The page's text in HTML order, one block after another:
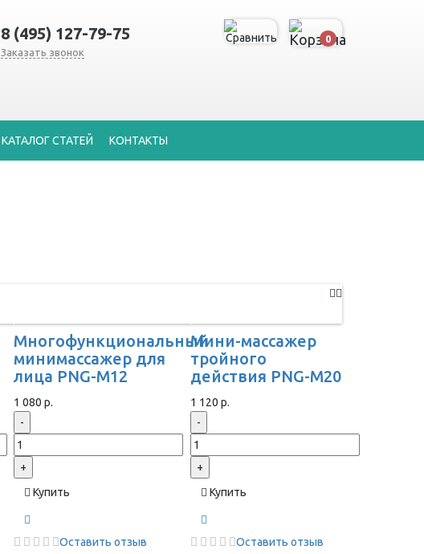
8 (495) 127-79-75
Заказать звонок
0
КАТАЛОГ СТАТЕЙ КОНТАКТЫ
Многофункциональный
минимассажер для
лица PNG-M12
1 080 р.
-
+
Купить
Оставить отзыв
Мини-массажер
тройного
действия PNG-M20
1 120 р.
-
+
Купить
Оставить отзыв